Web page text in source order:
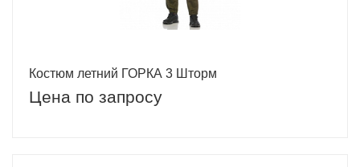
Костюм летний ГОРКА 3 Шторм
Цена по запросу